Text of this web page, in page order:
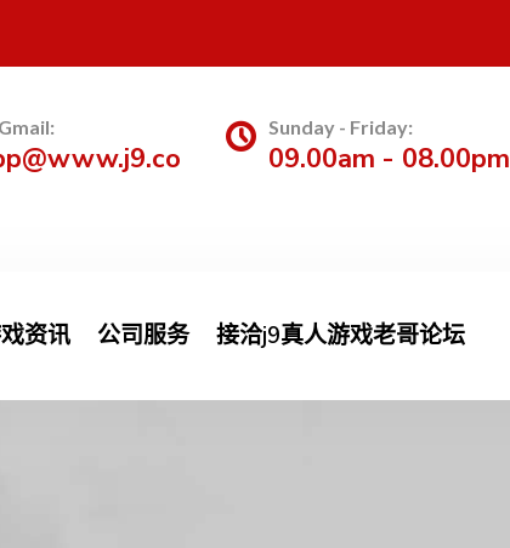
Sunday - Friday:
09.00am - 08.00pm
资讯 公司服务 接洽j9真人游戏老哥论坛